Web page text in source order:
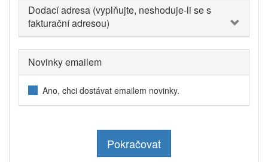
Dodací adresa (vyplňujte, neshoduje-li se s
fakturační adresou)
Novinky emailem
Ano, chci dostávat emailem novinky.
Pokračovat